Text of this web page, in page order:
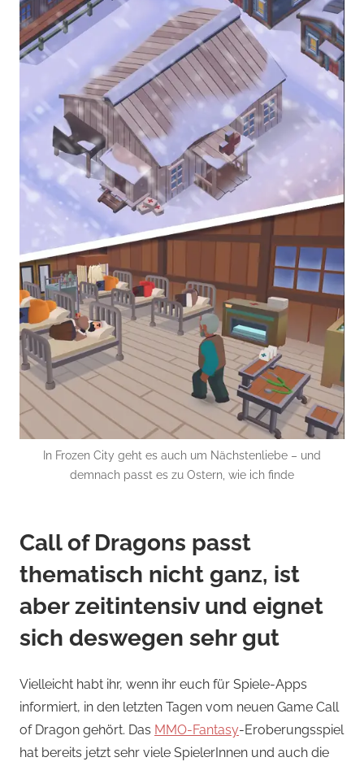
In Frozen City geht es auch um Nächstenliebe – und
demnach passt es zu Ostern, wie ich finde
Call of Dragons passt
thematisch nicht ganz, ist
aber zeitintensiv und eignet
sich deswegen sehr gut
Vielleicht habt ihr, wenn ihr euch für Spiele-Apps
informiert, in den letzten Tagen vom neuen Game Call
of Dragon gehört. Das MMO-Fantasy-Eroberungsspiel
hat bereits jetzt sehr viele SpielerInnen und auch die